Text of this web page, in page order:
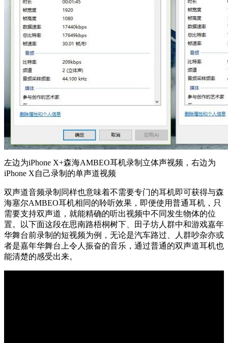
左边为iPhone X+森海AMBEO耳机录制立体声视频，右边为
iPhone X自己录制的单声道视频
双声道音频录制同样也意味着不需要专门的耳机即可获得与森
海塞尔AMBEO耳机相同的聆听效果，即便使用普通耳机，只
需要支持双声道，就能精确的听出视频中不同发生物体的位
置。以下面这段在思南路梧桐树下、田子坊人群中和游戏嘉年
华舞台前录制的短视频为例，无论是汽车路过、人群吵杂亦或
者是嘉年华舞台上令人振奋的音乐，通过普通的双声道耳机也
能清楚的感受出来。